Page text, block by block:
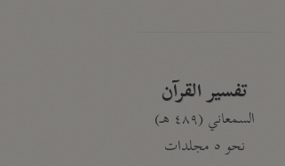
تفسير القرآن
السمعاني (٤٨٩ هـ)
نحو ٥ مجلدات